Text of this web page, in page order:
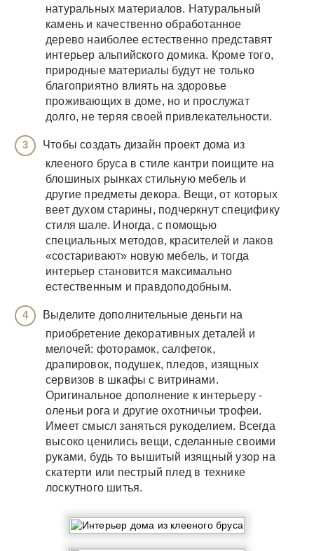
натуральных материалов. Натуральный
камень и качественно обработанное
дерево наиболее естественно представят
интерьер альпийского домика. Кроме того,
природные материалы будут не только
благоприятно влиять на здоровье
проживающих в доме, но и прослужат
долго, не теряя своей привлекательности.
Чтобы создать дизайн проект дома из
клееного бруса в стиле кантри поищите на
блошиных рынках стильную мебель и
другие предметы декора. Вещи, от которых
веет духом старины, подчеркнут специфику
стиля шале. Иногда, с помощью
специальных методов, красителей и лаков
«состаривают» новую мебель, и тогда
интерьер становится максимально
естественным и правдоподобным.
Выделите дополнительные деньги на
приобретение декоративных деталей и
мелочей: фоторамок, салфеток,
драпировок, подушек, пледов, изящных
сервизов в шкафы с витринами.
Оригинальное дополнение к интерьеру -
оленьи рога и другие охотничьи трофеи.
Имеет смысл заняться рукоделием. Всегда
высоко ценились вещи, сделанные своими
руками, будь то вышитый изящный узор на
скатерти или пестрый плед в технике
лоскутного шитья.